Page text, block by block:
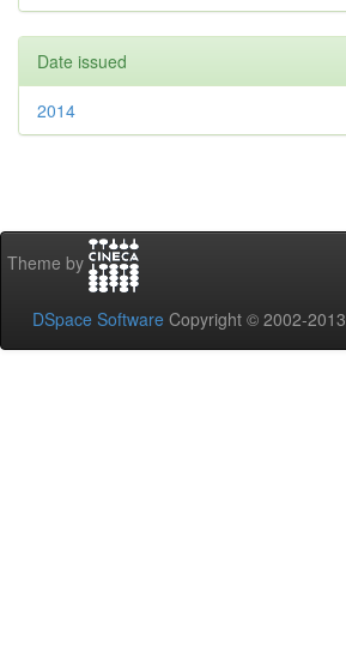
Date issued
2014
Theme by
DSpace Software Copyright © 2002-2013